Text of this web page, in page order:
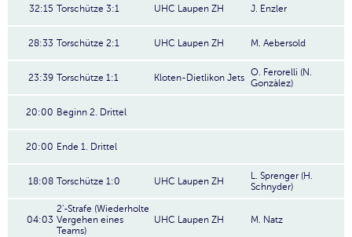
32:15 Torschütze 3:1 UHC Laupen ZH J. Enzler
28:33 Torschütze 2:1 UHC Laupen ZH M. Aebersold
23:39 Torschütze 1:1 Kloten-Dietlikon Jets O. Ferorelli (N.
Gonzàlez)
20:00 Beginn 2. Drittel
20:00 Ende 1. Drittel
18:08 Torschütze 1:0 UHC Laupen ZH
L. Sprenger (H.
Schnyder)
04:03
2'-Strafe (Wiederholte
Vergehen eines
Teams)
UHC Laupen ZH M. Natz